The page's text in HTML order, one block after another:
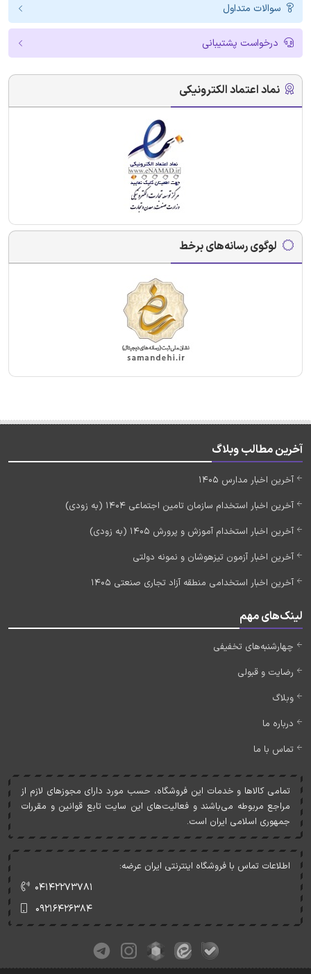
سوالات متداول
درخواست پشتیبانی
نماد اعتماد الکترونیکی
لوگوی رسانه‌های برخط
آخرین مطالب وبلاگ
آخرین اخبار مدارس 1405
آخرین اخبار استخدام سازمان تامین اجتماعی 1404 (به زودی)
آخرین اخبار استخدام آموزش و پرورش 1405 (به زودی)
آخرین اخبار آزمون تیزهوشان و نمونه دولتی
آخرین اخبار استخدامی منطقه آزاد تجاری صنعتی 1405
لینک‌های مهم
چهارشنبه‌های تخفیفی
رضایت و قبولی
وبلاگ
درباره ما
تماس با ما
تمامی کالاها و خدمات اين فروشگاه، حسب مورد دارای مجوزهای لازم از
مراجع مربوطه می‌باشند و فعاليت‌های اين سايت تابع قوانين و مقررات
جمهوری اسلامی ايران است.
اطلاعات تماس با فروشگاه اینترنتی ایران عرضه:
۰۴۱۴۲۲۷۳۷۸۱
۰۹۲۱۶۴۲۶۳۸۴